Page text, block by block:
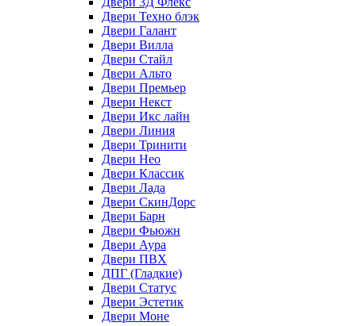
Двери Техно блэк
Двери Галант
Двери Вилла
Двери Стайл
Двери Альто
Двери Премьер
Двери Некст
Двери Икс лайн
Двери Линия
Двери Тринити
Двери Нео
Двери Классик
Двери Лада
Двери СкинДорс
Двери Барн
Двери Фьюжн
Двери Аура
Двери ПВХ
ДПГ (Гладкие)
Двери Статус
Двери Эстетик
Двери Моне